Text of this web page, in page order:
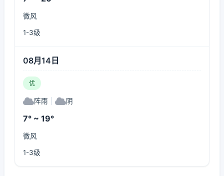
微风
1-3级
08月14日
优
阵雨 阴
7° ~ 19°
微风
1-3级